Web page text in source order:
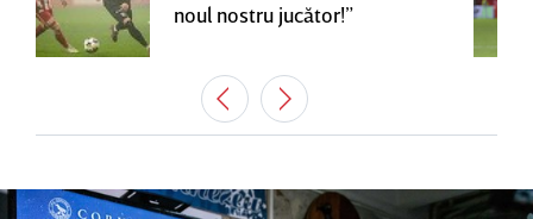
noul nostru jucător!”